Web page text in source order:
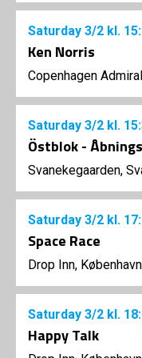
Saturday 3/2 kl.
Ken Norris
Copenhagen
Saturday 3/2 kl.
Östblok -
Svanekegaarden,
Saturday 3/2 kl.
Space Race
Drop Inn,
Saturday 3/2 kl.
Happy Talk